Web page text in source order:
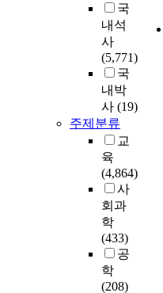
국
내석
사
(5,771)
국
내박
사 (19)
주제분류
교
육
(4,864)
사
회과
학
(433)
공
학
(208)